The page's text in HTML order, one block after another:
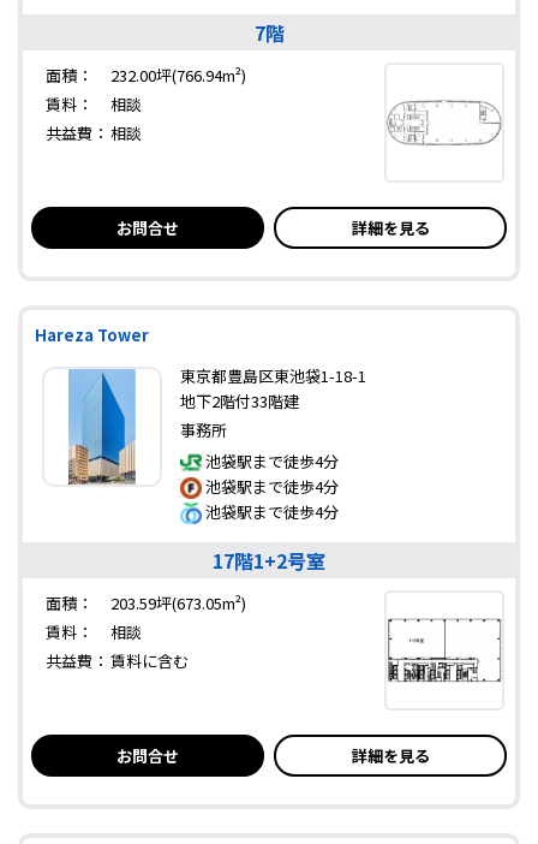
7階
面積：
232.00坪(766.94m²)
賃料：
相談
共益費： 相談
お問合せ 詳細を見る
Hareza Tower
東京都豊島区東池袋1-18-1
地下2階付33階建
事務所
池袋駅まで徒歩4分
池袋駅まで徒歩4分
池袋駅まで徒歩4分
17階1+2号室
面積：
203.59坪(673.05m²)
賃料：
相談
共益費： 賃料に含む
お問合せ 詳細を見る